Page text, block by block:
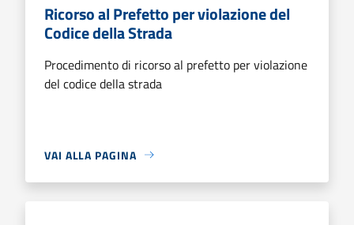
Ricorso al Prefetto per violazione del
Codice della Strada
Procedimento di ricorso al prefetto per violazione
del codice della strada
VAI ALLA PAGINA